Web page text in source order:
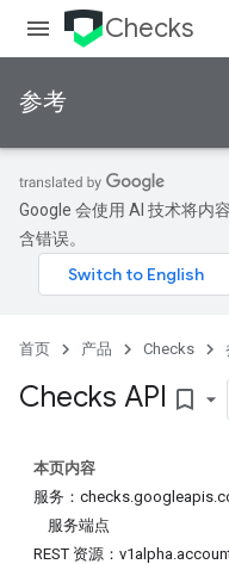
Checks
参考
Google 会使用 AI 技术将内
含错误。
首页 产品 Checks
Checks API bookmark_border
本页内容
服务：
服务端点
REST 资源：